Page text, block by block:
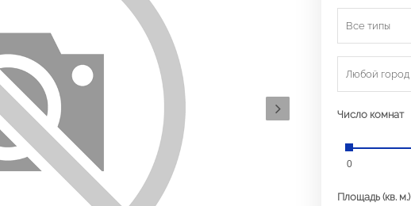
Все типы
Любой город
Число комнат
0
Площадь (кв. м.)